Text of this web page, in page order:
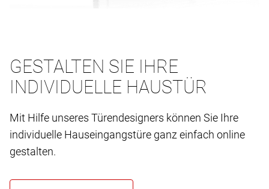
GESTALTEN SIE IHRE
INDIVIDUELLE HAUSTÜR
Mit Hilfe unseres Türendesigners können Sie Ihre
individuelle Hauseingangstüre ganz einfach online
gestalten.